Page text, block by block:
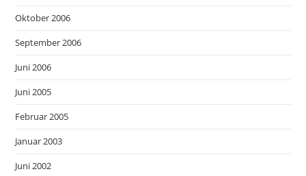
Oktober 2006
September 2006
Juni 2006
Juni 2005
Februar 2005
Januar 2003
Juni 2002